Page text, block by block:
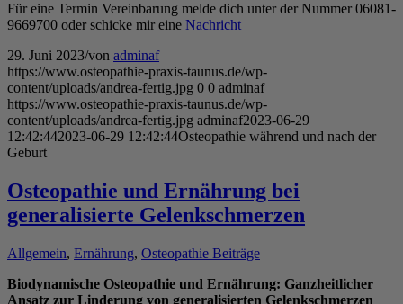
Für eine Termin Vereinbarung melde dich unter der Nummer 06081-
9669700 oder schicke mir eine Nachricht
29. Juni 2023/von adminaf
https://www.osteopathie-praxis-taunus.de/wp-
content/uploads/andrea-fertig.jpg 0 0 adminaf
https://www.osteopathie-praxis-taunus.de/wp-
content/uploads/andrea-fertig.jpg adminaf2023-06-29
12:42:442023-06-29 12:42:44Osteopathie während und nach der
Geburt
Osteopathie und Ernährung bei
generalisierte Gelenkschmerzen
Allgemein, Ernährung, Osteopathie Beiträge
Biodynamische Osteopathie und Ernährung: Ganzheitlicher
Ansatz zur Linderung von generalisierten Gelenkschmerzen